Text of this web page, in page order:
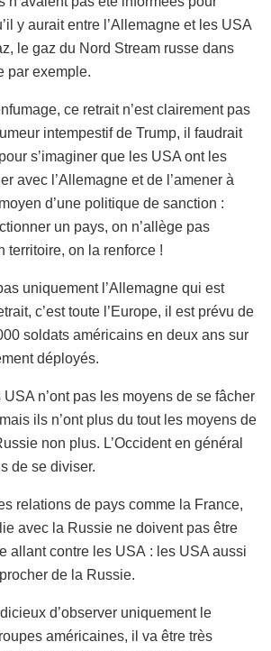
y aurait entre l’Allemagne et les USA
le gaz du Nord Stream russe dans
par exemple.
ce retrait n’est clairement pas
intempestif de Trump, il faudrait
s’imaginer que les USA ont les
avec l’Allemagne et de l’amener à
d’une politique de sanction :
un pays, on n’allège pas
territoire, on la renforce !
uniquement l’Allemagne qui est
c’est toute l’Europe, il est prévu de
soldats américains en deux ans sur
déployés.
n’ont pas les moyens de se fâcher
ils n’ont plus du tout les moyens de
non plus. L’Occident en général
de se diviser.
relations de pays comme la France,
avec la Russie ne doivent pas être
allant contre les USA : les USA aussi
de la Russie.
d’observer uniquement le
américaines, il va être très